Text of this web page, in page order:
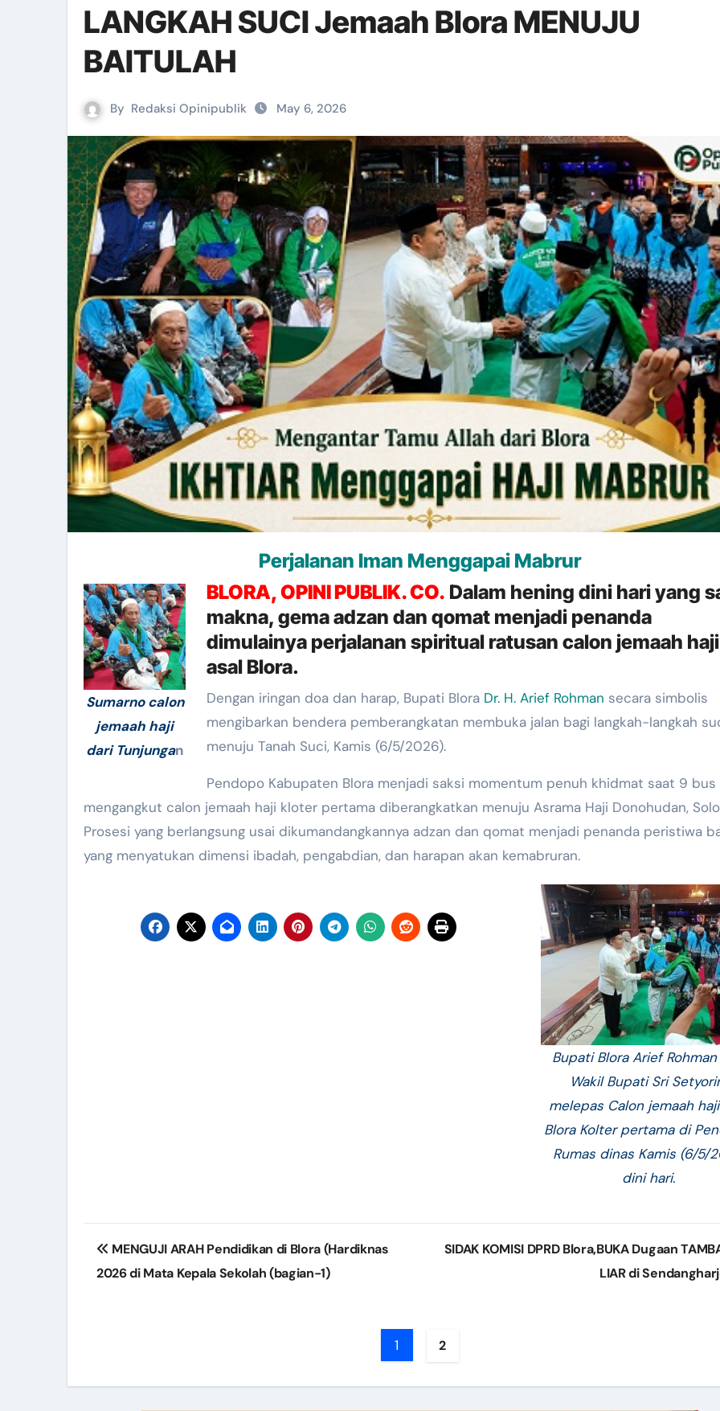
LANGKAH SUCI Jemaah Blora MENUJU
BAITULAH
By Redaksi Opinipublik May 6, 2026
Perjalanan Iman Menggapai Mabrur
Sumarno calon
jemaah haji
dari Tunjungan
BLORA, OPINI PUBLIK. CO. Dalam hening dini hari yang
makna, gema adzan dan qomat menjadi penanda
dimulainya perjalanan spiritual ratusan calon jemaah haji
asal Blora.
Dengan iringan doa dan harap, Bupati Blora Dr. H. Arief Rohman secara simbolis
mengibarkan bendera pemberangkatan membuka jalan bagi langkah-langkah
menuju Tanah Suci, Kamis (6/5/2026).
Pendopo Kabupaten Blora menjadi saksi momentum penuh khidmat saat 9 bus
mengangkut calon jemaah haji kloter pertama diberangkatkan menuju Asrama Haji Donohudan,
Prosesi yang berlangsung usai dikumandangkannya adzan dan qomat menjadi penanda peristiwa
yang menyatukan dimensi ibadah, pengabdian, dan harapan akan kemabruran.
Bupati Blora Arief
Wakil Bupati Sri
melepas Calon jemaah
Blora Kolter pertama di
Rumas dinas Kamis (6/5/
dini hari.
Post
navigation
MENGUJI ARAH Pendidikan di Blora (Hardiknas
2026 di Mata Kepala Sekolah (bagian-1)
SIDAK KOMISI DPRD Blora,BUKA Dugaan
LIAR di
1 2